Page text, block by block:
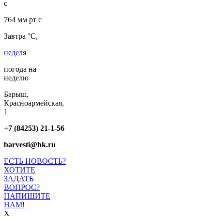
с
764 мм рт с
Завтра °C,
неделя
погода на
неделю
Барыш,
Красноармейская,
1
+7 (84253) 21-1-56
barvesti@bk.ru
ЕСТЬ НОВОСТЬ?
ХОТИТЕ
ЗАДАТЬ
ВОПРОС?
НАПИШИТЕ
НАМ!
X